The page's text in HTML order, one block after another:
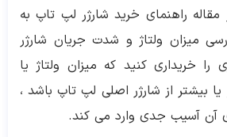
راهنمای خرید شارژر لپ تاپ به
میزان ولتاژ و شدت جریان شارژر
را خریداری کنید که میزان ولتاژ یا
بیشتر از شارژر اصلی لپ تاپ باشد ،
آن آسیب جدی وارد می کند.